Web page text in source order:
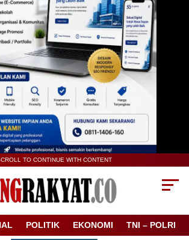
TO CONTINUE WITH CONTENT
POLITIK EKONOMI TNI – POLRI